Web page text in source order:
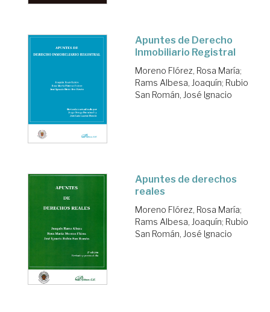
Apuntes de Derecho
Inmobiliario Registral
Moreno Flórez, Rosa María;
Rams Albesa, Joaquín; Rubio
San Román, José Ignacio
Apuntes de derechos
reales
Moreno Flórez, Rosa María;
Rams Albesa, Joaquín; Rubio
San Román, José Ignacio